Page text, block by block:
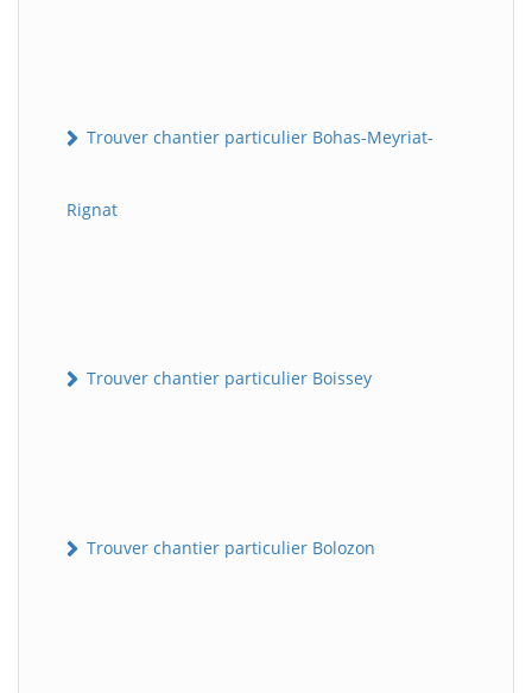
Trouver chantier particulier Bohas-Meyriat-
Rignat
Trouver chantier particulier Boissey
Trouver chantier particulier Bolozon